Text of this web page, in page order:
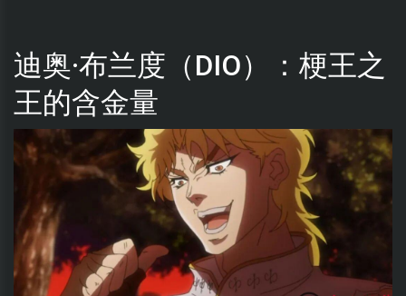
迪奥·布兰度（DIO）：梗王之
王的含金量